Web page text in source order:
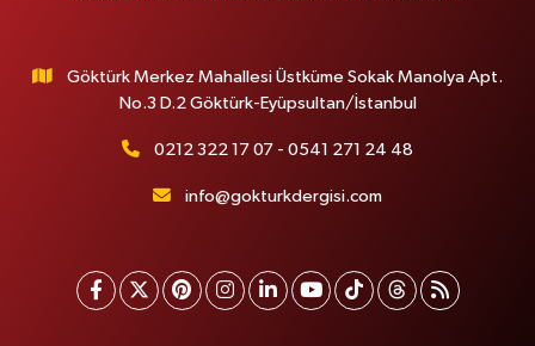
Göktürk Merkez Mahallesi Üstküme Sokak Manolya Apt.
No.3 D.2 Göktürk-Eyüpsultan/İstanbul
0212 322 17 07 - 0541 271 24 48
info@gokturkdergisi.com